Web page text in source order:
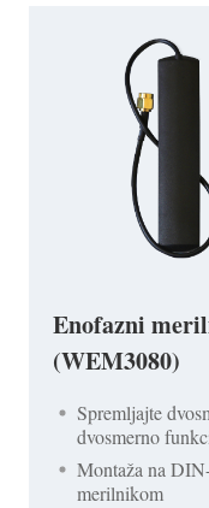
Enofazni
(WEM3080)
Spremljajte
dvosmerno
Montaža na
merilnikom